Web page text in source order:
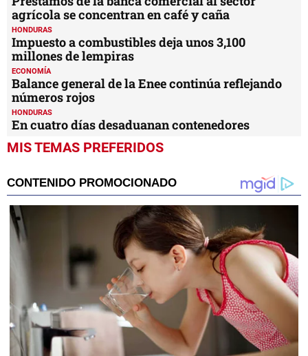
19
seconds
agrícola se concentran en café y caña
HONDURAS
Impuesto a combustibles deja unos 3,100
millones de lempiras
ECONOMÍA
Balance general de la Enee continúa reflejando
números rojos
HONDURAS
En cuatro días desaduanan contenedores
MIS TEMAS PREFERIDOS